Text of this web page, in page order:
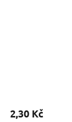
2,30 Kč